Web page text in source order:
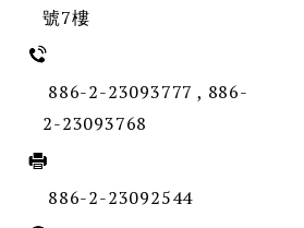
號7樓
886-2-23093777 , 886-
2-23093768
886-2-23092544